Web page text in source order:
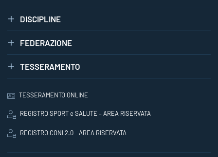
DISCIPLINE
FEDERAZIONE
TESSERAMENTO
TESSERAMENTO ONLINE
REGISTRO SPORT e SALUTE – AREA RISERVATA
REGISTRO CONI 2.0 - AREA RISERVATA